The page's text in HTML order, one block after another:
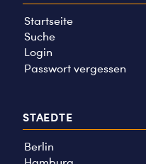
Startseite
Suche
Login
Passwort vergessen
STAEDTE
Berlin